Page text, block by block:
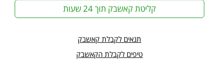
קליטת קאשבק תוך 24 שעות
תנאים לקבלת קאשבק
טיפים לקבלת הקאשבק